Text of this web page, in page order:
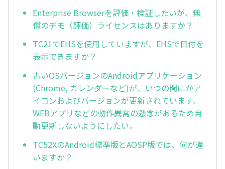
Enterprise Browserを評価・検証したいが、無
償のデモ（評価）ライセンスはありますか？
TC21でEHSを使用していますが、EHSで日付を
表示できますか？
古いOSバージョンのAndroidアプリケーション
(Chrome, カレンダーなど)が、いつの間にかア
イコンおよびバージョンが更新されています。
WEBアプリなどの動作異常の懸念があるため自
動更新しないようにしたい。
TC52XのAndroid標準版とAOSP版では、何が違
いますか？